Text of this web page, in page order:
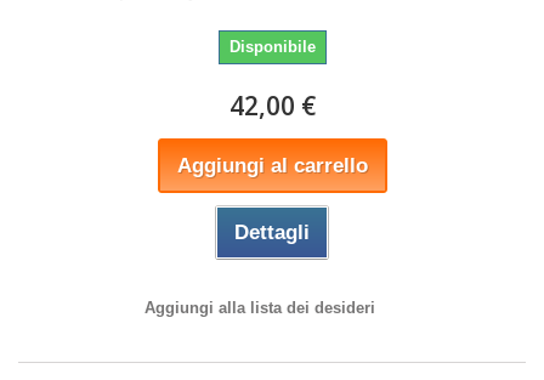
Disponibile
42,00 €
Aggiungi al carrello
Dettagli
Aggiungi alla lista dei desideri